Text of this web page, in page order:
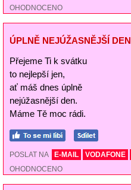
OHODNOCENO
ÚPLNĚ NEJÚŽASNĚJŠÍ DEN
Přejeme Ti k svátku
to nejlepší jen,
ať máš dnes úplně
nejúžasnější den.
Máme Tě moc rádi.
POSLAT NA E-MAIL VODAFONE
OHODNOCENO